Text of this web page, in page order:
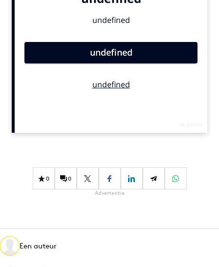
Gedragsverandering
Influencer marketing
Media
Merkstrategie
PR
0 0
Advertentie
Een auteur